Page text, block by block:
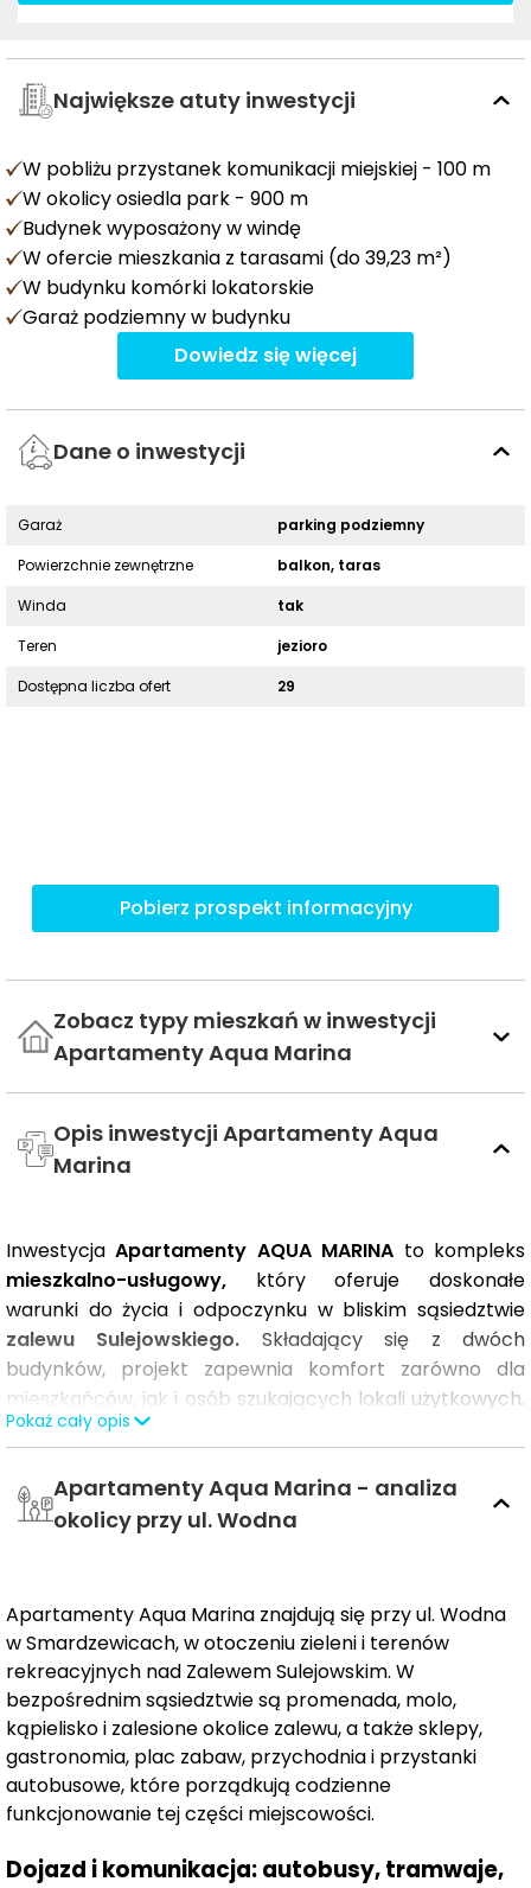
Największe atuty inwestycji
W pobliżu przystanek komunikacji miejskiej - 100 m
W okolicy osiedla park - 900 m
Budynek wyposażony w windę
W ofercie mieszkania z tarasami (do 39,23 m²)
W budynku komórki lokatorskie
Garaż podziemny w budynku
Dowiedz się więcej
Dane o inwestycji
Garaż
parking podziemny
Powierzchnie zewnętrzne
balkon, taras
Winda
tak
Teren
jezioro
Dostępna liczba ofert
29
Pobierz prospekt informacyjny
Zobacz typy mieszkań w inwestycji
Apartamenty Aqua Marina
Opis inwestycji Apartamenty Aqua
Marina
InwestycjaApartamenty AQUA MARINA to kompleks
mieszkalno-usługowy, który oferuje doskonałe
warunki do życia i odpoczynku w bliskim sąsiedztwie
zalewu Sulejowskiego. Składający się z dwóch
budynków, projekt zapewnia komfort zarówno dla
mieszkańców, jak i osób szukających lokali użytkowych.
Budynek A, zlokalizowany tuż przy
które mogą być wykorzystane zgodnie z potrzebami
nabywców.
MieszkańcyApartamentów AQUA MARINAbędą mogli
cieszyć sięwidokami na zalew z własnych tarasów
lub balkonów. Warto dodać, że kompleks znajduje się
tuż przy gotowej jużpromenadzie,która jest idealnym
miejscem na poranne spacery czy relaksujące chwile o
zachodzie słońca.
Komfort i nowoczesność
takich jakgaraże podziemne, komórki lokatorskie
Pokaż cały opis
Apartamenty Aqua Marina - analiza
okolicy przy ul. Wodna
Apartamenty Aqua Marina znajdują się przy ul. Wodna
w Smardzewicach, w otoczeniu zieleni i terenów
rekreacyjnych nad Zalewem Sulejowskim. W
bezpośrednim sąsiedztwie są promenada, molo,
kąpielisko i zalesione okolice zalewu, a także sklepy,
gastronomia, plac zabaw, przychodnia i przystanki
autobusowe, które porządkują codzienne
funkcjonowanie tej części miejscowości.
Dojazd i komunikacja: autobusy, tramwaje,